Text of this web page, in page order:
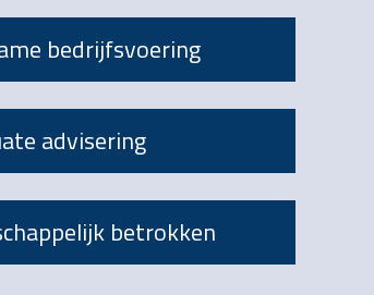
bedrijfsvoering
advisering
betrokken